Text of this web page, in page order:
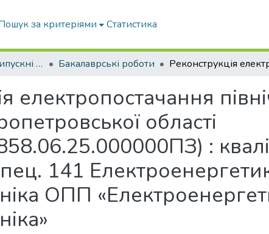
за критеріями Статистика
Кваліфікаційні випускні роботи бакалаврів і магістрів Бакалаврські роботи
електропостачання
області
:
141
ОПП